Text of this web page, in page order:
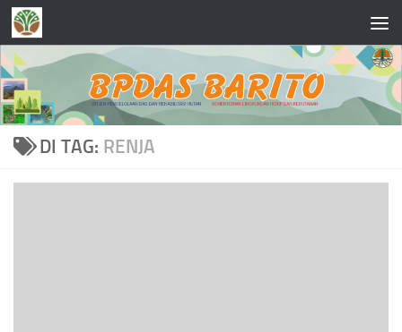
Skip to content
DI TAG: RENJA